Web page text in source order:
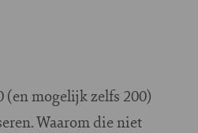
(en mogelijk zelfs 200)
Waarom die niet